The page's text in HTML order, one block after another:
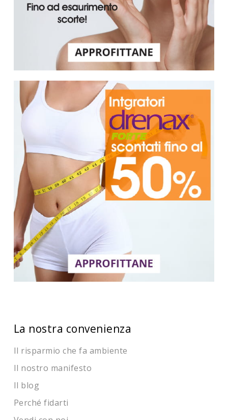
La nostra convenienza
Il risparmio che fa ambiente
Il nostro manifesto
Il blog
Perché fidarti